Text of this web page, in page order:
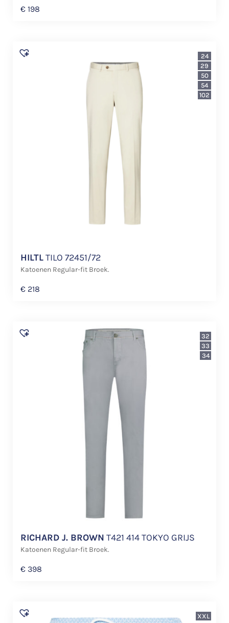
€ 198
HILTLTILO 72451/72
Katoenen Regular-fit Broek.
€ 218
24
29
50
54
102
RICHARD J. BROWN T421 414 TOKYO GRIJS
Katoenen Regular-fit Broek.
€ 398
32
33
34
XXL